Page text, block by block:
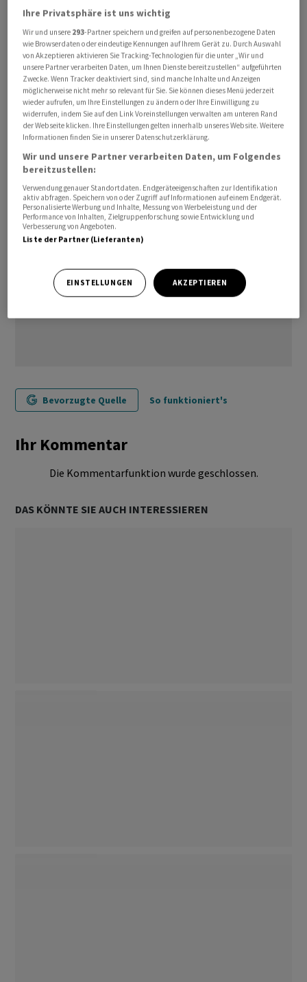
Belastet wurde der Indikator vor allem durch
eingetrübte Erwartungen. Die Verbraucher seien
weniger zuversichtlich mit Blick auf den Arbeitsmarkt
als zuletzt, heisst es in der Mitteilung. Die Bewertung
der aktuellen Lage verbesserte sich hingegen./jsl/jha/
(AWP)
Bevorzugte Quelle So funktioniert's
Ihr Kommentar
Die Kommentarfunktion wurde geschlossen.
DAS KÖNNTE SIE AUCH INTERESSIEREN
Ihre Privatsphäre ist uns wichtig
Wir und unsere 293-Partner speichern und greifen auf personenbezogene Daten
wie Browserdaten oder eindeutige Kennungen auf Ihrem Gerät zu. Durch Auswahl
von Akzeptieren aktivieren Sie Tracking-Technologien für die unter „Wir und
unsere Partner verarbeiten Daten, um Ihnen Dienste bereitzustellen“ aufgeführten
Zwecke. Wenn Tracker deaktiviert sind, sind manche Inhalte und Anzeigen
möglicherweise nicht mehr so relevant für Sie. Sie können dieses Menü jederzeit
wieder aufrufen, um Ihre Einstellungen zu ändern oder Ihre Einwilligung zu
widerrufen, indem Sie auf den Link Voreinstellungen verwalten am unteren Rand
der Webseite klicken. Ihre Einstellungen gelten innerhalb unseres Website. Weitere
Informationen finden Sie in unserer Datenschutzerklärung.
Wir und unsere Partner verarbeiten Daten, um Folgendes
bereitzustellen:
Verwendung genauer Standortdaten. Endgeräteeigenschaften zur Identifikation
aktiv abfragen. Speichern von oder Zugriff auf Informationen auf einem Endgerät.
Personalisierte Werbung und Inhalte, Messung von Werbeleistung und der
Performance von Inhalten, Zielgruppenforschung sowie Entwicklung und
Verbesserung von Angeboten.
Liste der Partner (Lieferanten)
EINSTELLUNGEN AKZEPTIEREN